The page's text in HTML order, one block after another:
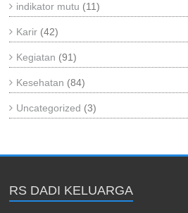
indikator mutu (11)
Karir (42)
Kegiatan (91)
Kesehatan (84)
Uncategorized (3)
RS DADI KELUARGA